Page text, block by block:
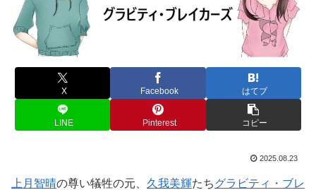
X Facebook はてブ
LINE Pinterest コピー
2025.08.23
上月智晴の尊い犠牲の元、 久我美輝たちグラビティ・ブレ